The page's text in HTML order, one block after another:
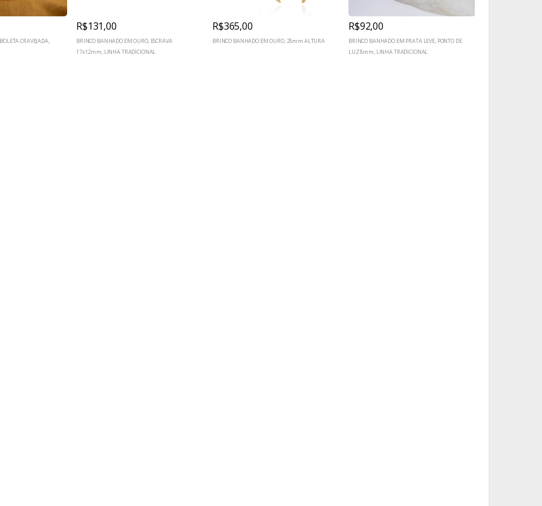
CRAVEJADA,
R$131,00
BRINCO BANHADO EM OURO, ESCRAVA
17x12mm, LINHA TRADICIONAL
R$365,00
BRINCO BANHADO EM OURO, 25mm ALTURA
R$92,00
BRINCO BANHADO EM PRATA LEVE, PONTO DE
LUZ 8mm, LINHA TRADICIONAL